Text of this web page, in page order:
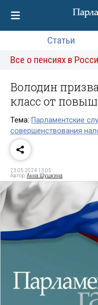
Статьи
Все о пенсиях в
Володин
класс от
Тема: Парламентские
совершенствования
23.05.2024 13:05
Автор:Анна Шушкина